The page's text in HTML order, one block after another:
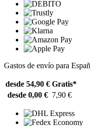
Gastos de envío para
desde 54,90 € Gratis*
desde 0,00 € 7,90 €